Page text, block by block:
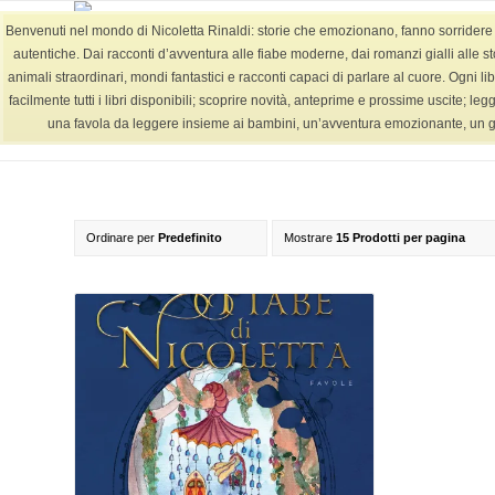
Benvenuti nel mondo di Nicoletta Rinaldi: storie che emozionano, fanno
autentiche. Dai racconti d’avventura alle fiabe moderne, dai romanzi gialli
animali straordinari, mondi fantastici e racconti capaci di parlare al cuore. Ogni
facilmente tutti i libri disponibili; scoprire novità, anteprime e prossime uscite;
una favola da leggere insieme ai bambini, un’avventura emozionante,
libri favole
Ordinare per Predefinito Mostrare 15 Prodotti per pagina